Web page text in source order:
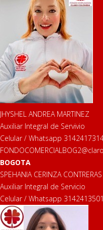
JHYSHEL ANDREA MARTINEZ
Auxiliar Integral de Servivio
Celular / Whatsapp
BOGOTA
SPEHANIA CERINZA CONTRERAS
Auxiliar Integral de Servicio
Celular / Whatsapp 3142413501